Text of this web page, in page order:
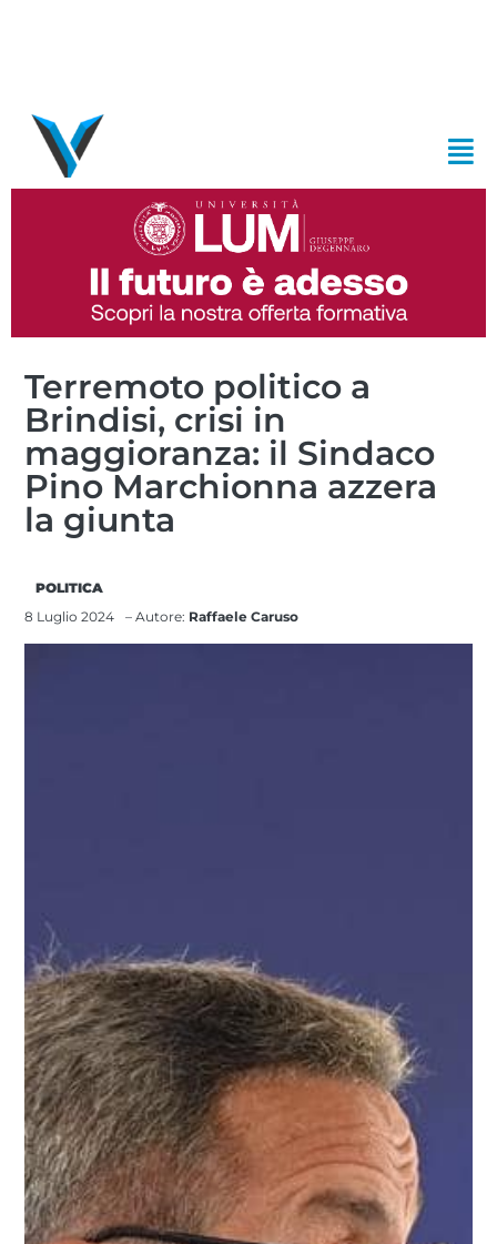
Terremoto politico a
Brindisi, crisi in
maggioranza: il Sindaco
Pino Marchionna azzera
la giunta
POLITICA
8 Luglio 2024
– Autore: Raffaele Caruso